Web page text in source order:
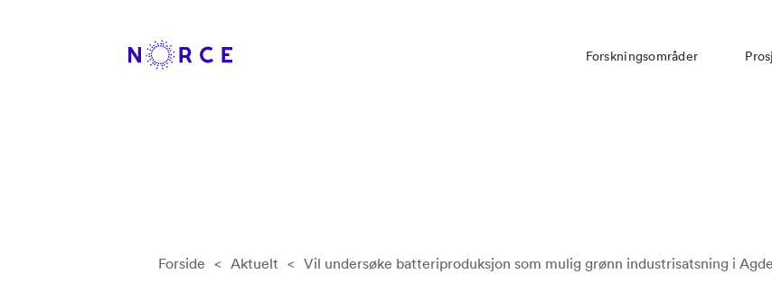
Forskningsområder
Forside < Aktuelt < Vil undersøke batteriproduksjon som mulig grønn industrisatsning i